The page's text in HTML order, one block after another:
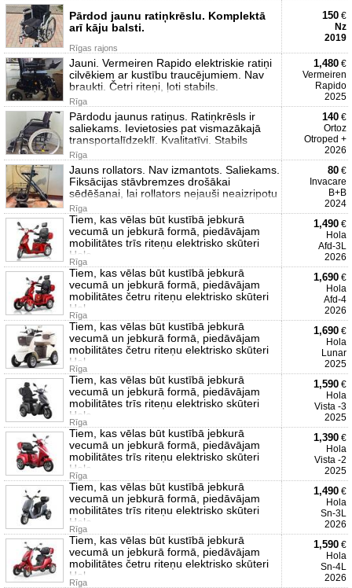
Pārdod jaunu ratiņkrēslu. Komplektā
arī kāju balsti.
Rīgas rajons
150 €
Nz
2019
Jauni. Vermeiren Rapido elektriskie ratiņi
cilvēkiem ar kustību traucējumiem. Nav
braukti. Četri riteņi, ļoti stabils.
Rīga
1,480 €
Vermeiren
Rapido
2025
Pārdodu jaunus ratiņus. Ratiņkrēsls ir
saliekams. Ievietosies pat vismazākajā
transportalīdzeklī. Kvalitatīvi. Stabils
Rīga
140 €
Ortoz
Otroped +
2026
Jauns rollators. Nav izmantots. Saliekams.
Fiksācijas stāvbremzes drošākai
sēdēšanai, lai rollators nejauši neaizripotu
Rīga
80 €
Invacare
B+B
2024
Tiem, kas vēlas būt kustībā jebkurā
vecumā un jebkurā formā, piedāvājam
mobilitātes trīs riteņu elektrisko skūteri
Hola
Rīga
1,490 €
Hola
Afd-3L
2026
Tiem, kas vēlas būt kustībā jebkurā
vecumā un jebkurā formā, piedāvājam
mobilitātes četru riteņu elektrisko skūteri
Hol
Rīga
1,690 €
Hola
Afd-4
2026
Tiem, kas vēlas būt kustībā jebkurā
vecumā un jebkurā formā, piedāvājam
mobilitātes četru riteņu elektrisko skūteri
Hol
Rīga
1,690 €
Hola
Lunar
2025
Tiem, kas vēlas būt kustībā jebkurā
vecumā un jebkurā formā, piedāvājam
mobilitātes trīs riteņu elektrisko skūteri
Hola
Rīga
1,590 €
Hola
Vista -3
2025
Tiem, kas vēlas būt kustībā jebkurā
vecumā un jebkurā formā, piedāvājam
mobilitātes trīs riteņu elektrisko skūteri
Hola
Rīga
1,390 €
Hola
Vista -2
2025
Tiem, kas vēlas būt kustībā jebkurā
vecumā un jebkurā formā, piedāvājam
mobilitātes trīs riteņu elektrisko skūteri
Hola
Rīga
1,490 €
Hola
Sn-3L
2026
Tiem, kas vēlas būt kustībā jebkurā
vecumā un jebkurā formā, piedāvājam
mobilitātes četru riteņu elektrisko skūteri
Hol
Rīga
1,590 €
Hola
Sn-4L
2026